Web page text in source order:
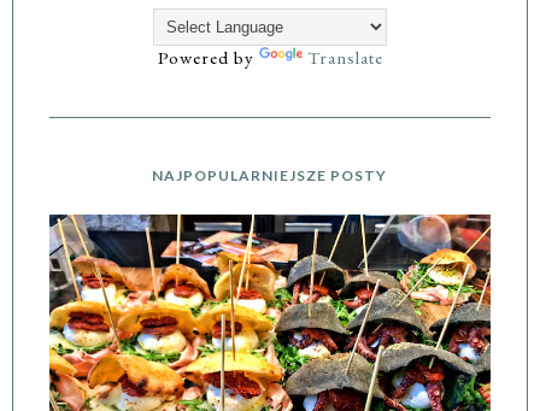
Powered by Translate
NAJPOPULARNIEJSZE POSTY